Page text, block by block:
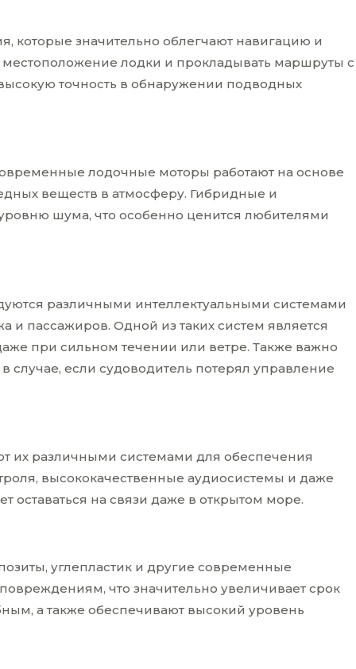
значительно облегчают навигацию и
местоположение лодки и прокладывать маршруты с
точность в обнаружении подводных
лодочные моторы работают на основе
веществ в атмосферу. Гибридные и
шума, что особенно ценится любителями
различными интеллектуальными системами
пассажиров. Одной из таких систем является
при сильном течении или ветре. Также важно
случае, если судоводитель потерял управление
их различными системами для обеспечения
высококачественные аудиосистемы и даже
оставаться на связи даже в открытом море.
углепластик и другие современные
что значительно увеличивает срок
а также обеспечивают высокий уровень